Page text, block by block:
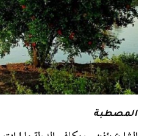
المصطبة